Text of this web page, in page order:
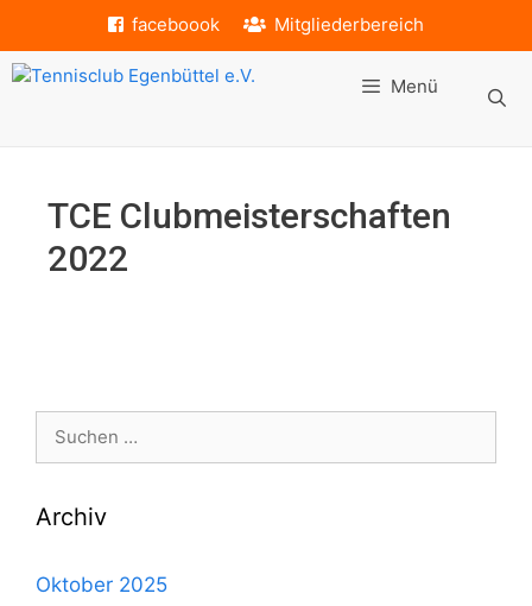
springen
faceboook Mitgliederbereich
Menü
TCE Clubmeisterschaften
2022
Suche
Archiv
Oktober 2025